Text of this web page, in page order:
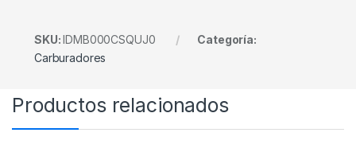
SKU:IDMB000CSQUJ0
Categoría:
Carburadores
Productos relacionados